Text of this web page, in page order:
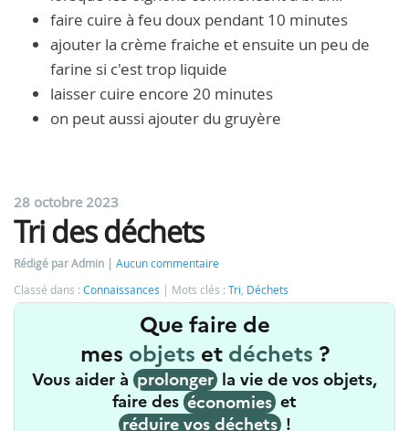
faire cuire à feu doux pendant 10 minutes
ajouter la crème fraiche et ensuite un peu de
farine si c'est trop liquide
laisser cuire encore 20 minutes
on peut aussi ajouter du gruyère
28 octobre 2023
Tri des déchets
Rédigé par Admin
Aucun commentaire
Classé dans : Connaissances Mots clés : Tri Déchets